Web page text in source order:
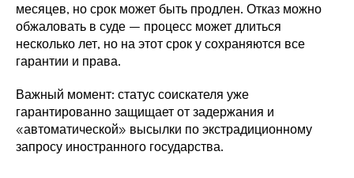
месяцев, но срок может быть продлен. Отказ можно
обжаловать в суде – процесс может длиться
несколько лет, но на этот срок у сохраняются все
гарантии и права.
Важный момент: статус соискателя уже
гарантированно защищает от задержания и
«автоматической» высылки по экстрадиционному
запросу иностранного государства.